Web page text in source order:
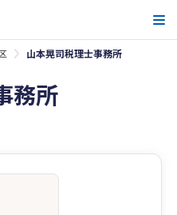
山本晃司税理士事務所
務所